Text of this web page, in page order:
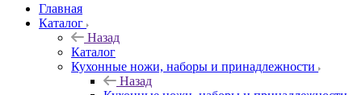
Главная
Каталог
Назад
Каталог
Кухонные ножи, наборы и принадлежности
Назад